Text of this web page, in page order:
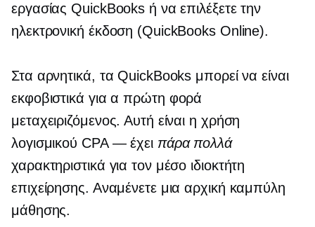
εργασίας QuickBooks ή να επιλέξετε την
ηλεκτρονική έκδοση (QuickBooks Online).
Στα αρνητικά, τα QuickBooks μπορεί να είναι
εκφοβιστικά για απρώτη φορά
μεταχειριζόμενος. Αυτή είναι η χρήση
λογισμικού CPA — έχει πάρα πολλά
χαρακτηριστικά για τον μέσο ιδιοκτήτη
επιχείρησης. Αναμένετε μια αρχική καμπύλη
μάθησης.